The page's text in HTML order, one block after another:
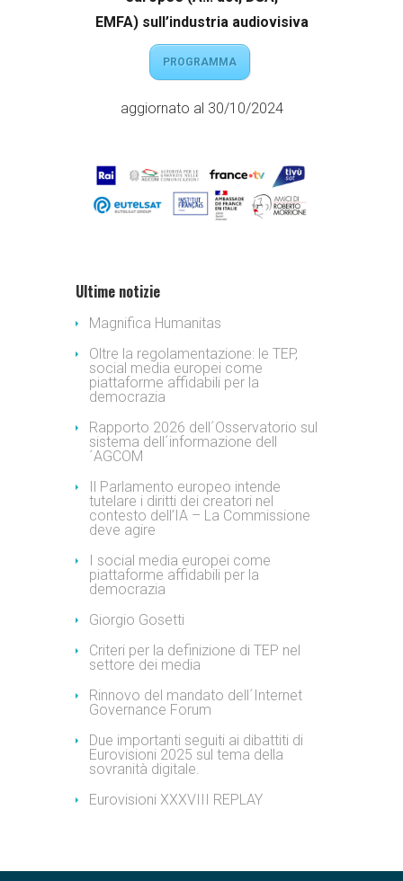
EMFA) sull’industria audiovisiva
PROGRAMMA
aggiornato al 30/10/2024
Ultime notizie
Magnifica Humanitas
Oltre la regolamentazione: le TEP,
social media europei come
piattaforme affidabili per la
democrazia
Rapporto 2026 dell´Osservatorio sul
sistema dell´informazione dell
´AGCOM
Il Parlamento europeo intende
tutelare i diritti dei creatori nel
contesto dell’IA – La Commissione
deve agire
I social media europei come
piattaforme affidabili per la
democrazia
Giorgio Gosetti
Criteri per la definizione di TEP nel
settore dei media
Rinnovo del mandato dell´Internet
Governance Forum
Due importanti seguiti ai dibattiti di
Eurovisioni 2025 sul tema della
sovranità digitale.
Eurovisioni XXXVIII REPLAY